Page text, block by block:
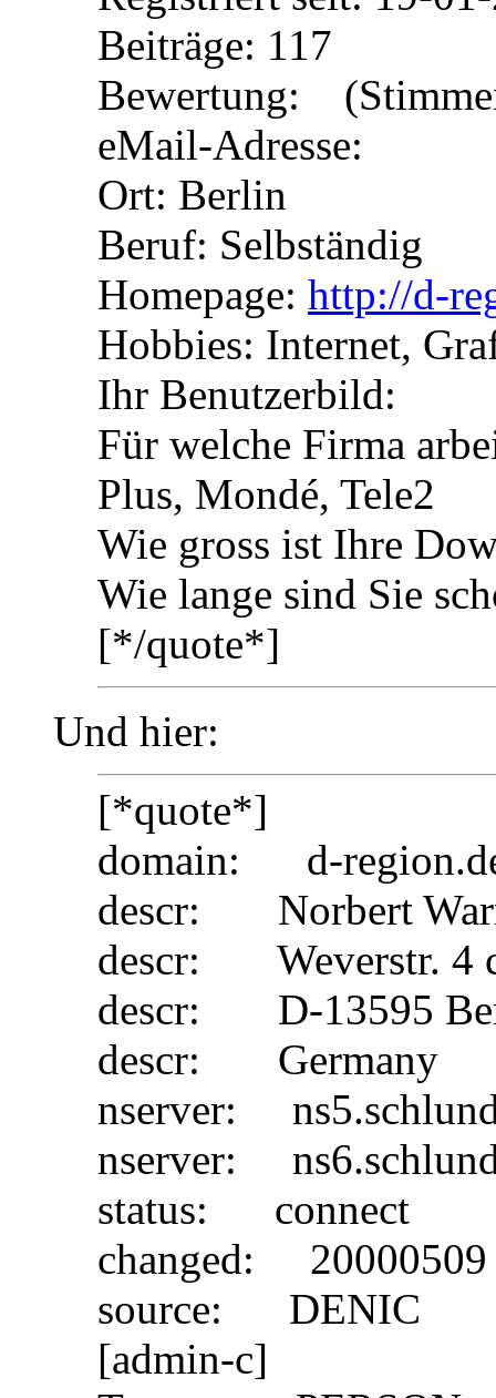
Beiträge: 117
Bewertung:
eMail-Adresse:
Ort: Berlin
Beruf: Selbständig
Homepage: http://d-
Hobbies: Internet,
Ihr Benutzerbild:
Für welche Firma
Plus, Mondé, Tele2
Wie gross ist Ihre
Wie lange sind Sie
[*/quote*]
Und hier:
[*quote*]
domain: d-
descr: Norbert
descr: Weverstr. 4
descr: D-13595
descr: Germany
nserver:
nserver:
status: connect
changed: 20000509
source: DENIC
[admin-c]